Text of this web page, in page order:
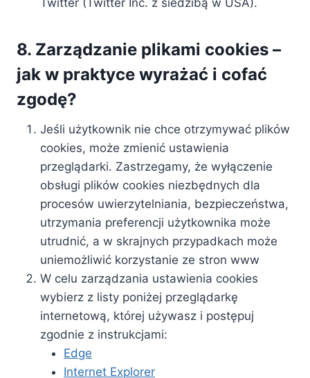
Twitter (Twitter Inc. z siedzibą w USA).
8. Zarządzanie plikami cookies –
jak w praktyce wyrażać i cofać
zgodę?
Jeśli użytkownik nie chce otrzymywać plików
cookies, może zmienić ustawienia
przeglądarki. Zastrzegamy, że wyłączenie
obsługi plików cookies niezbędnych dla
procesów uwierzytelniania, bezpieczeństwa,
utrzymania preferencji użytkownika może
utrudnić, a w skrajnych przypadkach może
uniemożliwić korzystanie ze stron www
W celu zarządzania ustawienia cookies
wybierz z listy poniżej przeglądarkę
internetową, której używasz i postępuj
zgodnie z instrukcjami:
Edge
Internet Explorer